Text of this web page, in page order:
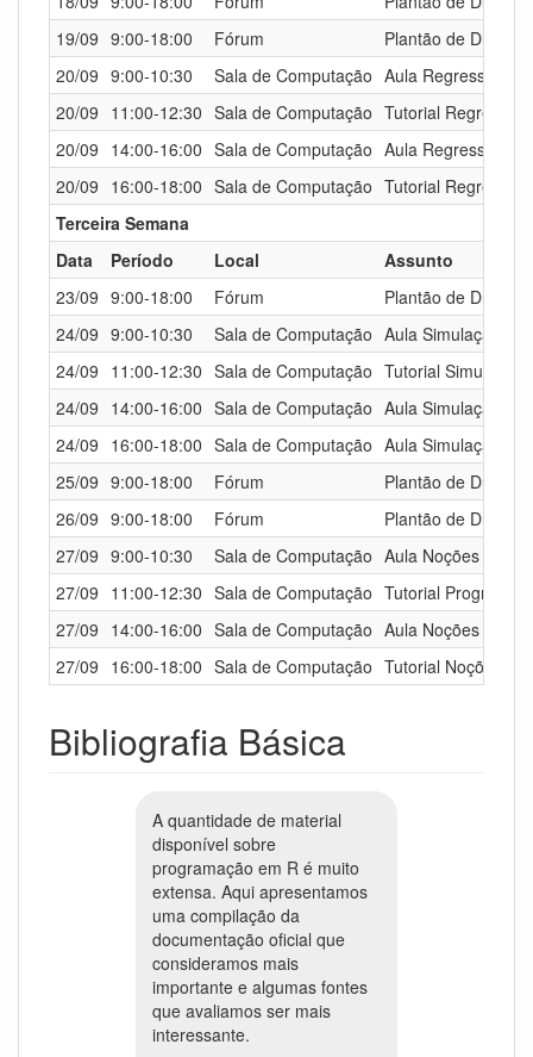
19/09 9:00-18:00 Fórum
Plantão de Dúvidas
20/09 9:00-10:30 Sala de Computação Aula Regressão
20/09 11:00-12:30 Sala de Computação Tutorial Regressão
20/09 14:00-16:00 Sala de Computação Aula Regressão
20/09 16:00-18:00 Sala de Computação Tutorial Regressão
Terceira Semana
Data
Período Local
Assunto
23/09 9:00-18:00 Fórum
Plantão de Dúvidas
24/09 9:00-10:30 Sala de Computação Aula Simulação &
24/09 11:00-12:30 Sala de Computação Tutorial Simulação
24/09 14:00-16:00 Sala de Computação Aula Simulação &
24/09 16:00-18:00 Sala de Computação Aula Simulação &
25/09 9:00-18:00 Fórum
Plantão de Dúvidas
26/09 9:00-18:00 Fórum
Plantão de Dúvidas
27/09 9:00-10:30 Sala de Computação Aula Noções de
27/09 11:00-12:30 Sala de Computação Tutorial
27/09 14:00-16:00 Sala de Computação Aula Noções de
27/09 16:00-18:00 Sala de Computação Tutorial Noções
Bibliografia Básica
A quantidade de material
disponível sobre
programação em R é muito
extensa. Aqui apresentamos
uma compilação da
documentação oficial que
consideramos mais
importante e algumas fontes
que avaliamos ser mais
interessante.